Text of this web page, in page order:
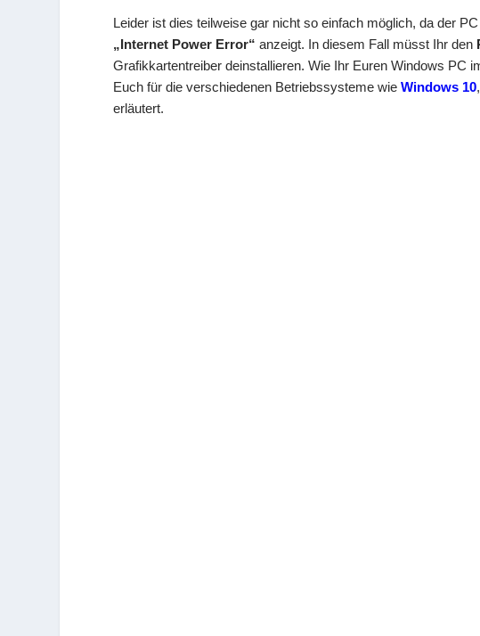
Leider ist dies teilweise gar nicht so einfach möglich, da der
„Internet Power Error“ anzeigt. In diesem Fall müsst Ihr den
Grafikkartentreiber deinstallieren. Wie Ihr Euren Windows PC
Euch für die verschiedenen Betriebssysteme wieWindows 10
erläutert.